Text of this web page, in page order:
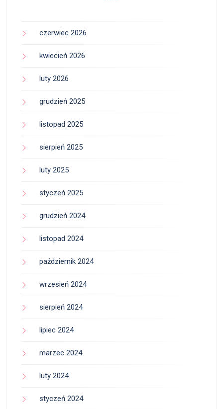
czerwiec 2026
kwiecień 2026
luty 2026
grudzień 2025
listopad 2025
sierpień 2025
luty 2025
styczeń 2025
grudzień 2024
listopad 2024
październik 2024
wrzesień 2024
sierpień 2024
lipiec 2024
marzec 2024
luty 2024
styczeń 2024